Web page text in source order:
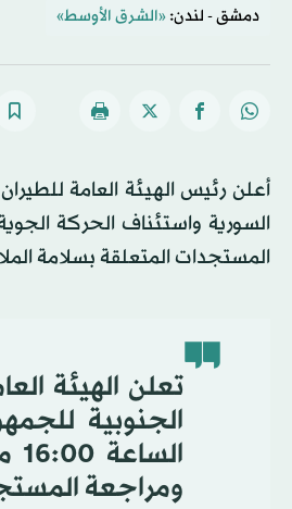
دمشق - لندن: «الشرق الأوسط»
أعلن رئيس الهيئة العامة
المستجدات المتعلقة بسلامة
تعلن الهيئة
الجنوبية
ومراجعة